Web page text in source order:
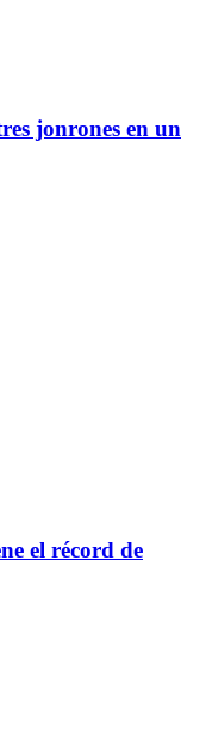
jonrones en un
el récord de